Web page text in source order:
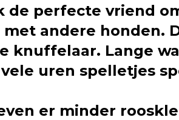
perfecte vriend
andere honden.
knuffelaar. Lange
uren spelletjes
er minder